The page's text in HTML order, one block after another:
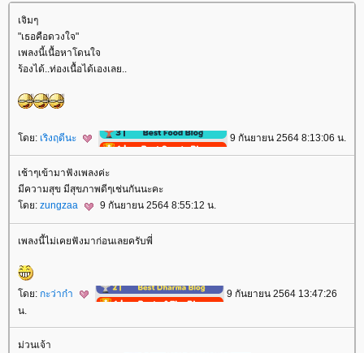
เจิมๆ
"เธอคือดวงใจ"
เพลงนี้เนื้อหาโดนใจ
ร้องได้..ท่องเนื้อได้เองเลย..
ดย: เริงฤดีนะ 9 กันยายน 2564 8:13:06 น.
เช้าๆเข้ามาฟังเพลงค่ะ
มีความสุข มีสุขภาพดีๆเช่นกันนะคะ
ดย: zungzaa 9 กันยายน 2564 8:55:12 น.
เพลงนี้ไม่เคยฟังมาก่อนเลยครับพี่
ดย: กะว่าก๋า
9 กันยายน 2564 13:47:26
น.
ม่วนเจ้า